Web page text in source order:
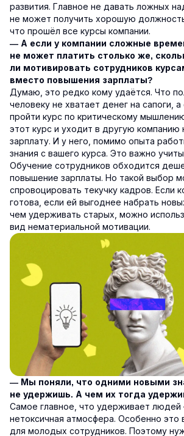
развития. Главное не давать ложных
не может получить хорошую
что прошёл все курсы компании.
— А если у компании сложные
не может платить столько же,
ли мотивировать сотрудников
вместо повышения зарплаты?
Думаю, это редко кому удаётся. Что
человеку не хватает денег на сапоги,
пройти курс по критическому
этот курс и уходит в другую
зарплату. И у него, помимо опыта
знания с вашего курса. Это важно
Обучение сотрудников обходится
повышение зарплаты. Но такой выбор
спровоцировать текучку кадров. Если
готова, если ей выгоднее набрать
чем удерживать старых, можно
вид нематериальной мотивации.
— Мы поняли, что одними новыми
не удержишь. А чем их тогда
Самое главное, что удерживает
нетоксичная атмосфера. Особенно это
для молодых сотрудников. Поэтому